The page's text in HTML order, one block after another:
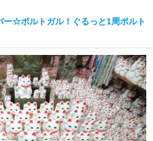
ー☆ポルトガル！ぐるっと1周ポルト